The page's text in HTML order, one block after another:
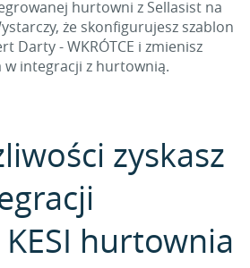
hurtowni z Sellasist na
że skonfigurujesz szablon
Darty - WKRÓTCE i zmienisz
w integracji z hurtownią.
zyskasz
hurtownia